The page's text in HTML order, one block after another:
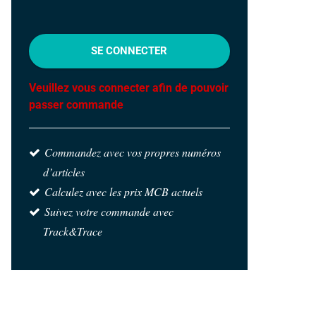
SE CONNECTER
Veuillez vous connecter afin de pouvoir
passer commande
Commandez avec vos propres numéros
d’articles
Calculez avec les prix MCB actuels
Suivez votre commande avec
Track&Trace